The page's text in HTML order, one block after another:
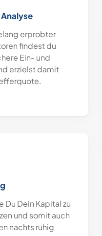
erprobter
findest du
Ein- und
erzielst damit
Du Dein Kapital zu
und somit auch
nachts ruhig